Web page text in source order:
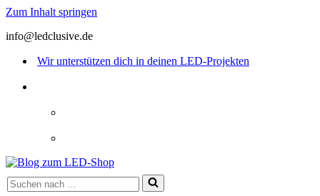
Zum Inhalt springen
info@ledclusive.de
Wir unterstützen dich in deinen LED-Projekten
Suchen
nach …